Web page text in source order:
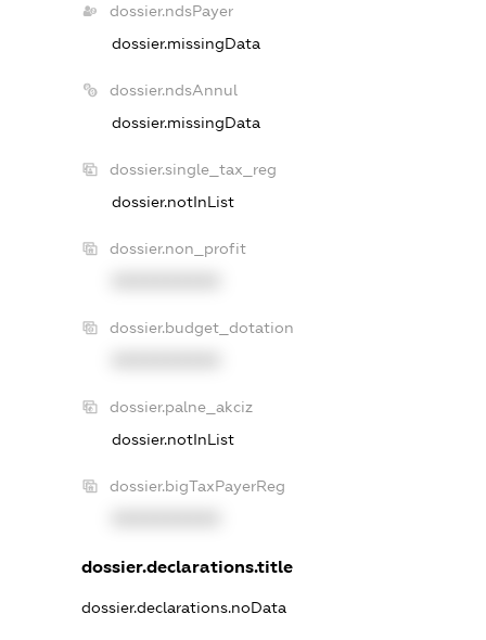
dossier.ndsPayer
dossier.missingData
dossier.ndsAnnul
dossier.missingData
dossier.single_tax_reg
dossier.notInList
dossier.non_profit
dossier.budget_dotation
dossier.palne_akciz
dossier.notInList
dossier.bigTaxPayerReg
dossier.declarations.title
dossier.declarations.noData